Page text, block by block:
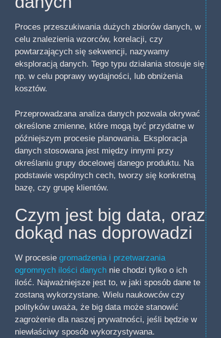
Proces przeszukiwania dużych zbiorów danych, w
celu znalezienia wzorców, korelacji, czy
powtarzających się sekwencji, nazywamy
eksploracją danych. Tego typu działania stosuje się
np. w celu poprawy wydajności, lub obniżenia
kosztów.
Przeprowadzana analiza danych pozwala okrywać
określone zmienne, które mogą być przydatne w
późniejszym procesie planowania. Eksploracja
danych stosowana jest między innymi przy
określaniu grupy docelowej danego produktu. Na
podstawie wspólnych cech, tworzy się konkretną
bazę, czy grupę klientów.
Czym jest big data, oraz
dokąd nas doprowadzi
W procesie gromadzenia i przetwarzania
ogromnych ilości danych nie chodzi tylko o ich
ilość. Najważniejsze jest to, w jaki sposób dane te
zostaną wykorzystane. Wielu naukowców czy
polityków uważa, że big data może stanowić
zagrożenie dla naszej prywatności, jeśli będzie w
niewłaściwy sposób wykorzystywana.